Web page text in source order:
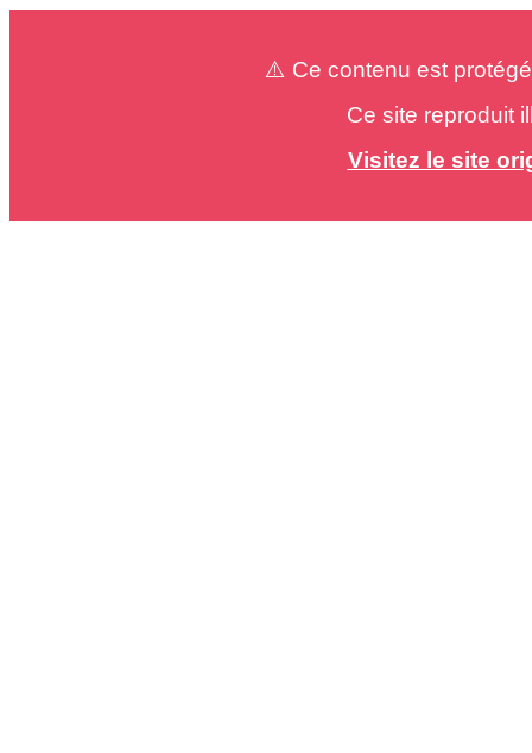
⚠️ Ce contenu est
Ce site reproduit
Visitez le site